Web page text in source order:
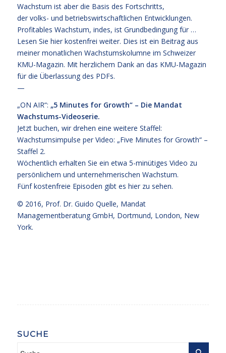
Wachstum ist aber die Basis des Fortschritts,
der volks- und betriebswirtschaftlichen Entwicklungen.
Profitables Wachstum, indes, ist Grundbedingung für …
Lesen Sie hier kostenfrei weiter. Dies ist ein Beitrag aus
meiner monatlichen Wachstumskolumne im Schweizer
KMU-Magazin. Mit herzlichem Dank an das KMU-Magazin
für die Überlassung des PDFs.
—
„ON AIR“: „5 Minutes for Growth“ – Die Mandat
Wachstums-Videoserie.
Jetzt buchen, wir drehen eine weitere Staffel:
Wachstumsimpulse per Video: „Five Minutes for Growth“ –
Staffel 2.
Wöchentlich erhalten Sie ein etwa 5-minütiges Video zu
persönlichem und unternehmerischen Wachstum.
Fünf kostenfreie Episoden gibt es hier zu sehen.
© 2016, Prof. Dr. Guido Quelle, Mandat
Managementberatung GmbH, Dortmund, London, New
York.
SUCHE